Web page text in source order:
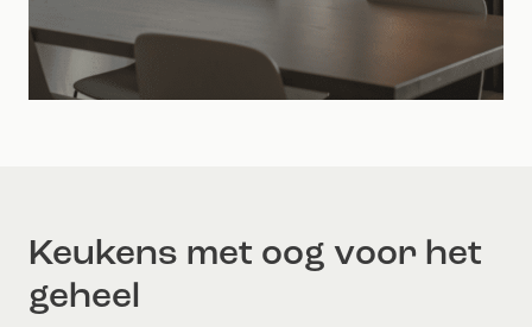
Keukens met oog voor het
geheel